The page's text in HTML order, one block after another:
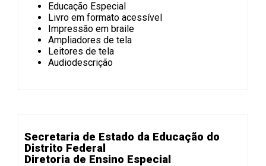
Educação Especial
Livro em formato acessível
Impressão em braile
Ampliadores de tela
Leitores de tela
Audiodescrição
Secretaria de Estado da Educação do
Distrito Federal
Diretoria de Ensino Especial